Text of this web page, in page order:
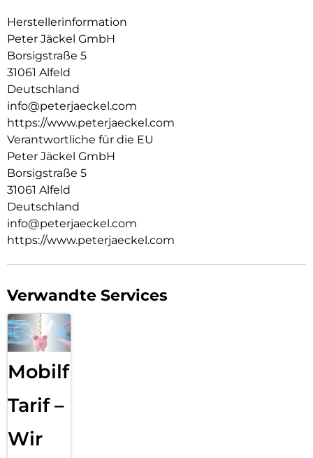
Herstellerinformation
Peter Jäckel GmbH
Borsigstraße 5
31061 Alfeld
Deutschland
info@peterjaeckel.com
https://www.peterjaeckel.com
Verantwortliche für die EU
Peter Jäckel GmbH
Borsigstraße 5
31061 Alfeld
Deutschland
info@peterjaeckel.com
https://www.peterjaeckel.com
Verwandte Services
Mobilfunk
Tarif –
Wir